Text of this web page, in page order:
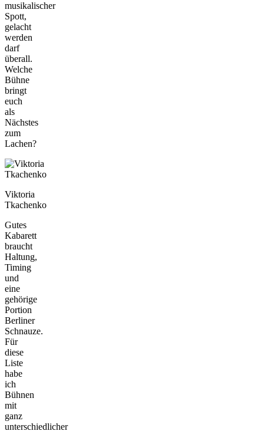
musikalischer
Spott,
gelacht
werden
darf
überall.
Welche
Bühne
bringt
euch
als
Nächstes
zum
Lachen?
Viktoria
Tkachenko
Gutes
Kabarett
braucht
Haltung,
Timing
und
eine
gehörige
Portion
Berliner
Schnauze.
Für
diese
Liste
habe
ich
Bühnen
mit
ganz
unterschiedlicher